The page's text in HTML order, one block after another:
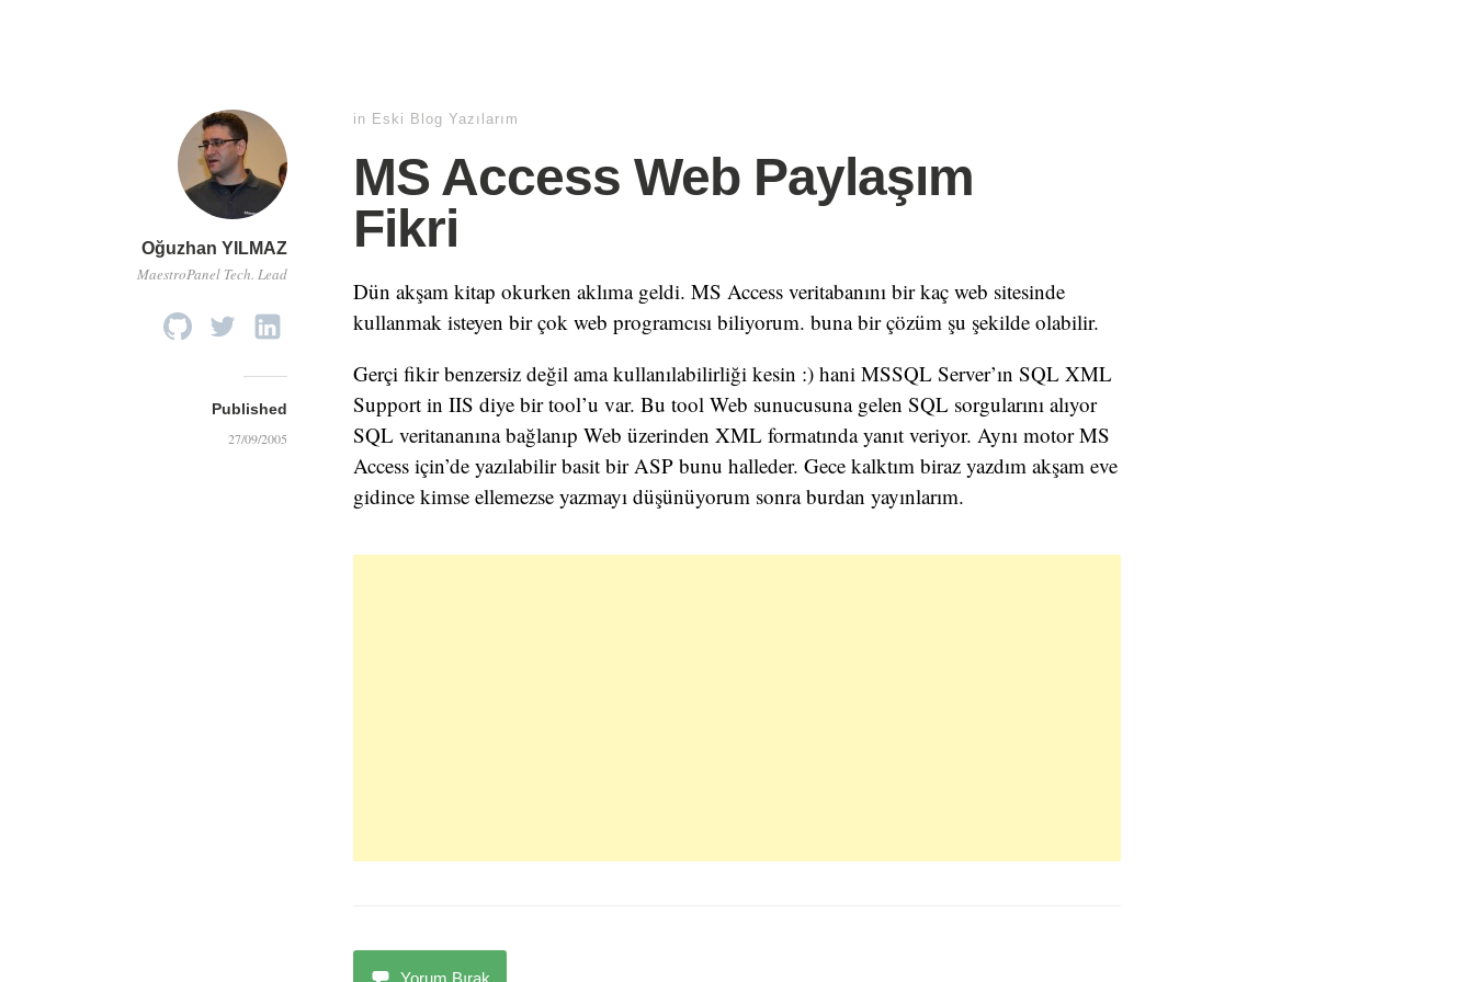
Oğuzhan YILMAZ
MaestroPanel Tech. Lead
Published
27/09/2005
in Eski Blog Yazılarım
MS Access Web Paylaşım
Fikri
Dün akşam kitap okurken aklıma geldi. MS Access veritabanını bir kaç web sitesinde
kullanmak isteyen bir çok web programcısı biliyorum. buna bir çözüm şu şekilde olabilir.
Gerçi fikir benzersiz değil ama kullanılabilirliği kesin :) hani MSSQL Server’ın SQL XML
Support in IIS diye bir tool’u var. Bu tool Web sunucusuna gelen SQL sorgularını alıyor
SQL veritananına bağlanıp Web üzerinden XML formatında yanıt veriyor. Aynı motor MS
Access için’de yazılabilir basit bir ASP bunu halleder. Gece kalktım biraz yazdım akşam eve
gidince kimse ellemezse yazmayı düşünüyorum sonra burdan yayınlarım.
Yorum Bırak